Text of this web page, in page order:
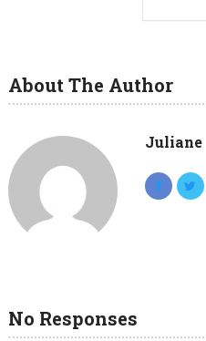
About The Author
Juliane
No Responses